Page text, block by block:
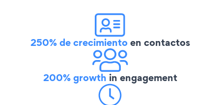
250% de crecimientoen contactos
200% growth in engagement